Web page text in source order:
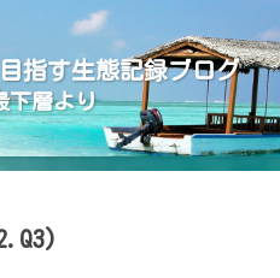
指す生態記録ブログ
下層より